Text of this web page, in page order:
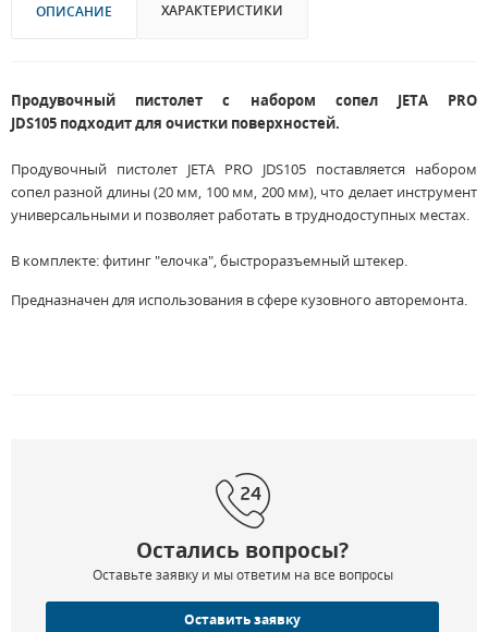
ОПИСАНИЕ ХАРАКТЕРИСТИКИ
Продувочный пистолет с набором сопел JETA PRO
JDS105 подходит для очистки поверхностей.
Продувочный пистолет JETA PRO JDS105 поставляется набором
сопел разной длины (20 мм, 100 мм, 200 мм), что делает инструмент
универсальными и позволяет работать в труднодоступных местах.
В комплекте: фитинг "елочка", быстроразъемный штекер.
Предназначен для использования в сфере кузовного авторемонта.
Остались вопросы?
Оставьте заявку и мы ответим на все вопросы
Оставить заявку